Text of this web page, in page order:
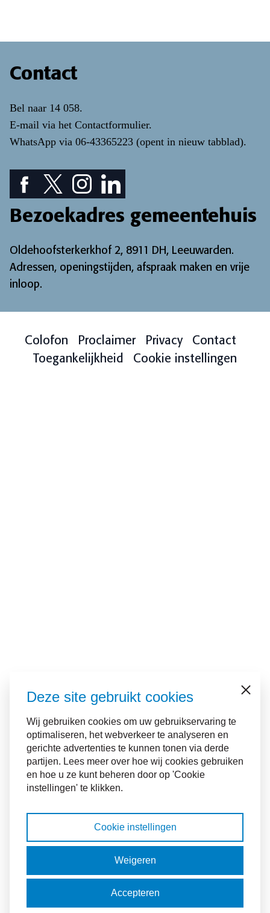
Contact
Bel naar 14 058.
E-mail via het Contactformulier.
WhatsApp via 06-43365223 (opent in nieuw tabblad).
Facebook pictogram: bekijk onze Facebook pagina
Twitter pictogram: bekijk onze Twitter pagina
Instagram pictogram: bekijk onze
LinkedIn pictogram: bekijk onze
Bezoekadres gemeentehuis
Oldehoofsterkerkhof 2, 8911 DH, Leeuwarden.
Adressen, openingstijden, afspraak maken en vrije
inloop.
Colofon Proclaimer Privacy
Contact
Toegankelijkheid
Cookie instellingen
Deze site gebruikt cookies
Wij gebruiken cookies om uw gebruikservaring te
optimaliseren, het webverkeer te analyseren en
gerichte advertenties te kunnen tonen via derde
partijen. Lees meer over hoe wij cookies gebruiken
en hoe u ze kunt beheren door op 'Cookie
instellingen' te klikken.
Sluiten
Cookie instellingen
Weigeren
Accepteren